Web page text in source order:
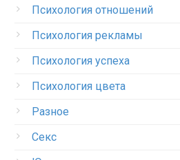
Психология отношений
Психология рекламы
Психология успеха
Психология цвета
Разное
Секс